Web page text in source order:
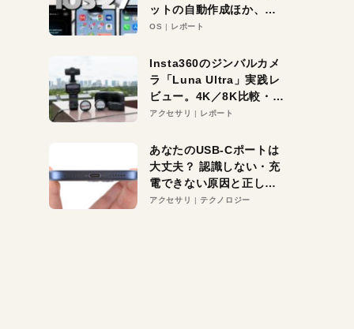
ットの自動作成ほか、期
待大の便利機能5選。
る未来はすぐそこ！
OS レポート
Insta360のジンバルカメ
ラ「Luna Ultra」実践レ
ビュー。4K／8K比較・ズ
ーム・夜間撮影をチェッ
アクセサリ レポート
あなたのUSB-Cポートは
大丈夫？ 認識しない・充
電できない原因と正しい
対策
アクセサリ テクノロジー